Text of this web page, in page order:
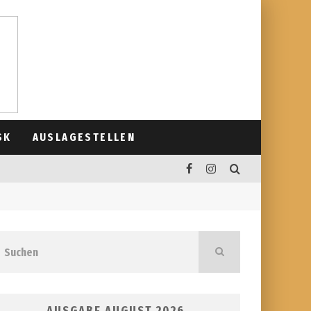
AUSLAGESTELLEN